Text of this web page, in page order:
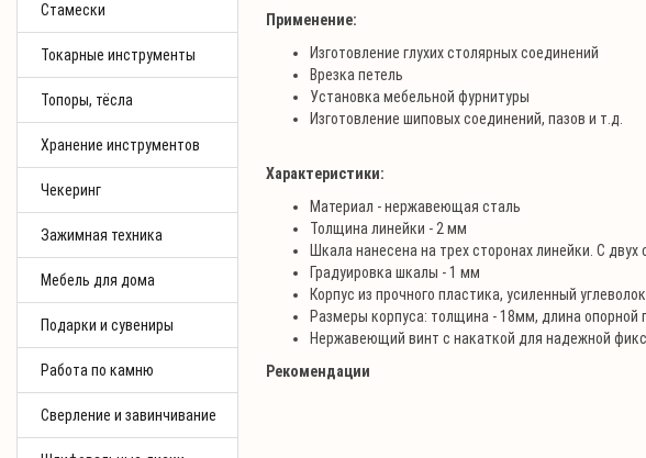
Стамески
Токарные инструменты
Топоры, тёсла
Хранение инструментов
Чекеринг
Зажимная техника
Мебель для дома
Подарки и сувениры
Работа по камню
Сверление и завинчивание
Применение:
Изготовление глухих столярных соединений
Врезка петель
Установка мебельной фурнитуры
Изготовление шиповых соединений, пазов и т.д.
Характеристики:
Материал - нержавеющая сталь
Толщина линейки - 2 мм
Шкала нанесена на трех сторонах линейки. С
Градуировка шкалы - 1 мм
Корпус из прочного пластика, усиленный
Размеры корпуса: толщина - 18мм, длина опорной
Нержавеющий винт с накаткой для надежной
Рекомендации